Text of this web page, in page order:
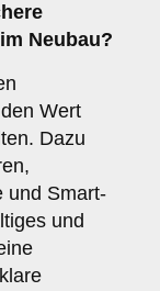
Neubau?
Wert
Dazu
und Smart-
und